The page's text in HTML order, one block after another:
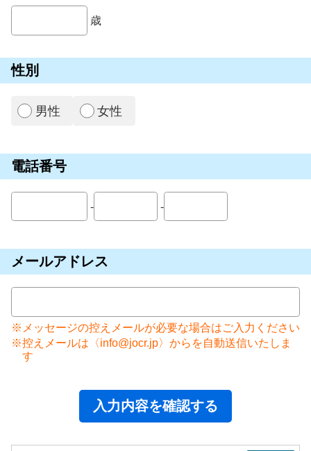
歳
性別
男性 女性
電話番号
- -
メールアドレス
メッセージの控えメールが必要な場合はご入力ください
控えメールは〈info@jocr.jp〉からを自動送信いたしま
す